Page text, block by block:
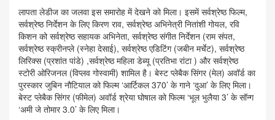
लापता लेडीज का जलवा इस समारोह में देखने को मिला। इसमें सर्वश्रेष्ठ फिल्म,
सर्वश्रेष्ठ निर्देशन के लिए किरण राव, सर्वश्रेष्ठ अभिनेत्री नितांशी गोयल, रवि
किशन को सर्वश्रेष्ठ सहायक अभिनेता, सर्वश्रेष्ठ संगीत निर्देशन (राम संपत,
सर्वश्रेष्ठ स्क्रीनप्ले (स्नेहा देसाई), सर्वश्रेष्ठ एडिटिंग (जबीन मर्चेट), सर्वश्रेष्ठ
लिरिक्स (प्रशांत पांडे) ,सर्वश्रेष्ठ महिला डेब्यू (प्रतिभा रांटा ) और सर्वश्रेष्ठ
स्टोरी ओरिजनल (विप्लव गोस्वामी) शामिल है। बेस्ट प्लेबैक सिंगर (मेल) अवॉर्ड का
पुरस्कार जुबिन नौटियाल को फिल्म ‘आर्टिकल 370’ के गाने ‘दुआ’ के लिए मिला।
बेस्ट प्लेबैक सिंगर (फीमेल) अवॉर्ड श्रेया घोषाल को फिल्म ‘भूल भुलैया 3’ के सॉन्ग
‘अमी जे तोमार 3.0’ के लिए मिला।